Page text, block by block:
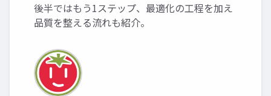
後半ではもう1ステップ、最適化の工程を加え
品質を整える流れも紹介。